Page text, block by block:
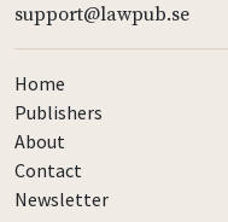
support@lawpub.se
Home
Publishers
About
Contact
Newsletter